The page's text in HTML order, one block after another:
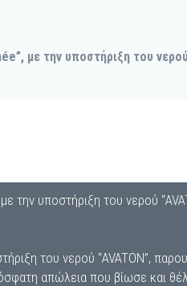
με την υποστήριξη του
την υποστήριξη του νερού
του νερού “AVATON”,
απώλεια που βίωσε και